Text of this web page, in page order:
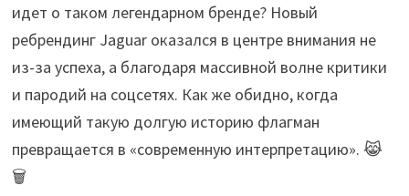
идет о таком легендарном бренде? Новый
ребрендинг Jaguar оказался в центре внимания не
из-за успеха, а благодаря массивной волне критики
и пародий на соцсетях. Как же обидно, когда
имеющий такую долгую историю флагман
превращается в «современную интерпретацию». 😹
🗑️